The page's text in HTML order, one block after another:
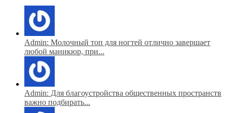
Admin: Молочный топ для ногтей отлично завершает
любой маникюр, при...
Admin: Для благоустройства общественных пространств
важно подбирать...